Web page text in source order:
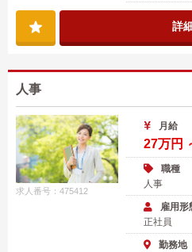
詳
人事
求人番号：475412
月給
27万円
職種
人事
雇用形
正社員
勤務地